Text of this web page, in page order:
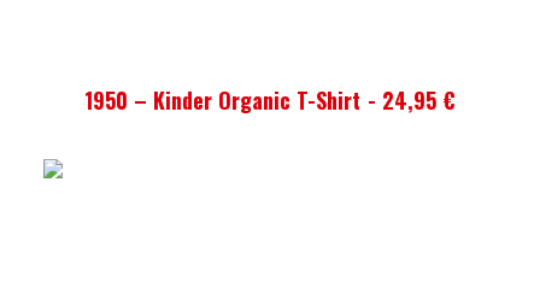
AUSFÜHRUNG WÄHLEN
1950 – Kinder Organic T-Shirt 24,95 €